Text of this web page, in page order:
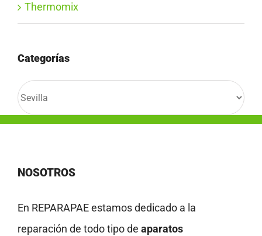
Thermomix
Categorías
Categorías
NOSOTROS
En REPARAPAE estamos dedicado a la
reparación de todo tipo de aparatos